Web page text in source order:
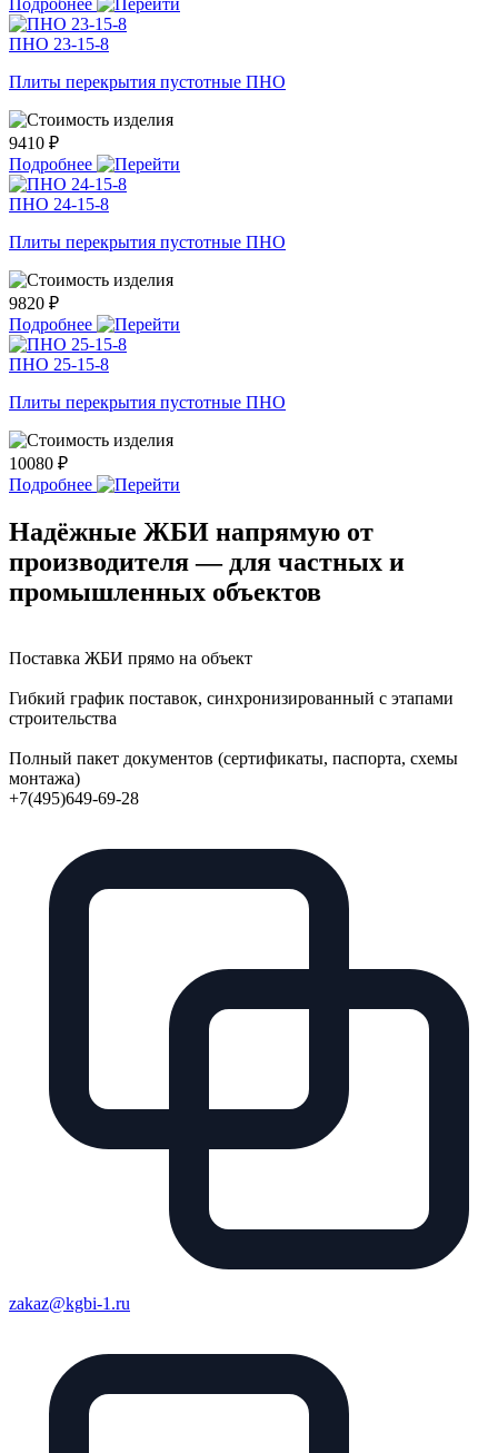
ПНО 23-15-8
Плиты перекрытия пустотные ПНО
9410 ₽
Подробнее
ПНО 24-15-8
Плиты перекрытия пустотные ПНО
9820 ₽
Подробнее
ПНО 25-15-8
Плиты перекрытия пустотные ПНО
10080 ₽
Подробнее
Надёжные ЖБИ напрямую от
производителя — для частных и
промышленных объектов
Поставка ЖБИ прямо на объект
Гибкий график поставок, синхронизированный с этапами
строительства
Полный пакет документов (сертификаты, паспорта, схемы
монтажа)
+7(495)649-69-28
zakaz@kgbi-1.ru